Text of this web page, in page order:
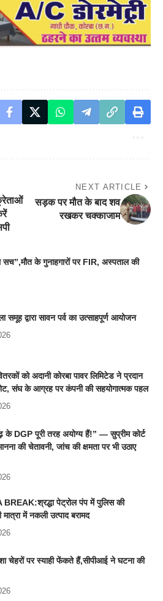
NEXT ARTICLE
सड़क पर मौत के बाद शव
रखकर चक्काजाम
के गुनाहगारों पर FIR, अस्पताल की
समूह द्वारा सावन पर्व का उत्साहपूर्ण आयोजन
को अदानी कोरबा पावर लिमिटेड ने प्रदान
संघ के आग्रह पर कंपनी की सहयोगात्मक पहल
के DGP पूरी तरह अयोग्य हैं!” — सुप्रीम कोर्ट
की चेतावनी, जांच की क्षमता पर भी उठाए
पेट्रोल पंप में पुलिस की
मात्रा में नकली उत्पाद बरामद
चेहरों पर स्याही फेंकते हैं,सीपीआई ने घटना की